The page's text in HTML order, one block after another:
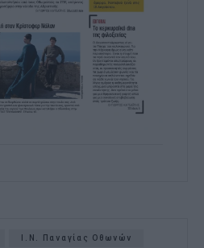
Ι.Ν. Παναγίας Οθωνών